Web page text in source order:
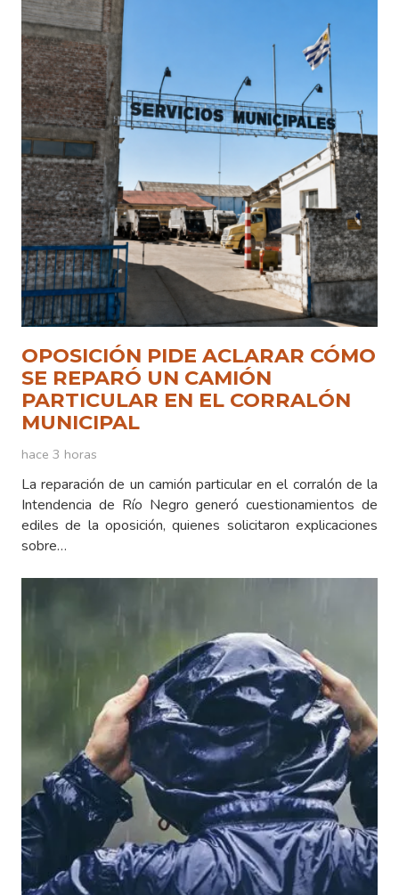
OPOSICIÓN PIDE ACLARAR CÓMO
SE REPARÓ UN CAMIÓN
PARTICULAR EN EL CORRALÓN
MUNICIPAL
hace 3 horas
La reparación de un camión particular en el corralón de la
Intendencia de Río Negro generó cuestionamientos de
ediles de la oposición, quienes solicitaron explicaciones
sobre…